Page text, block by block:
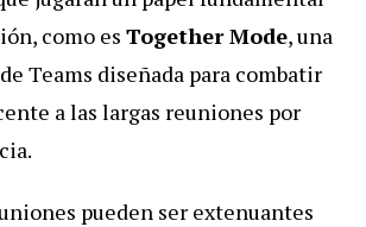
como es Together Mode, una
Teams diseñada para combatir
a las largas reuniones por
pueden ser extenuantes